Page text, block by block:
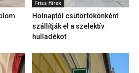
Friss Hírek
Holnaptól csütörtökönként
szállítják el a szelektív
hulladékot